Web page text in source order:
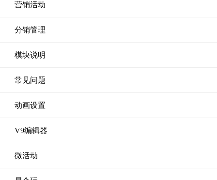
营销活动
分销管理
模块说明
常见问题
动画设置
V9编辑器
微活动